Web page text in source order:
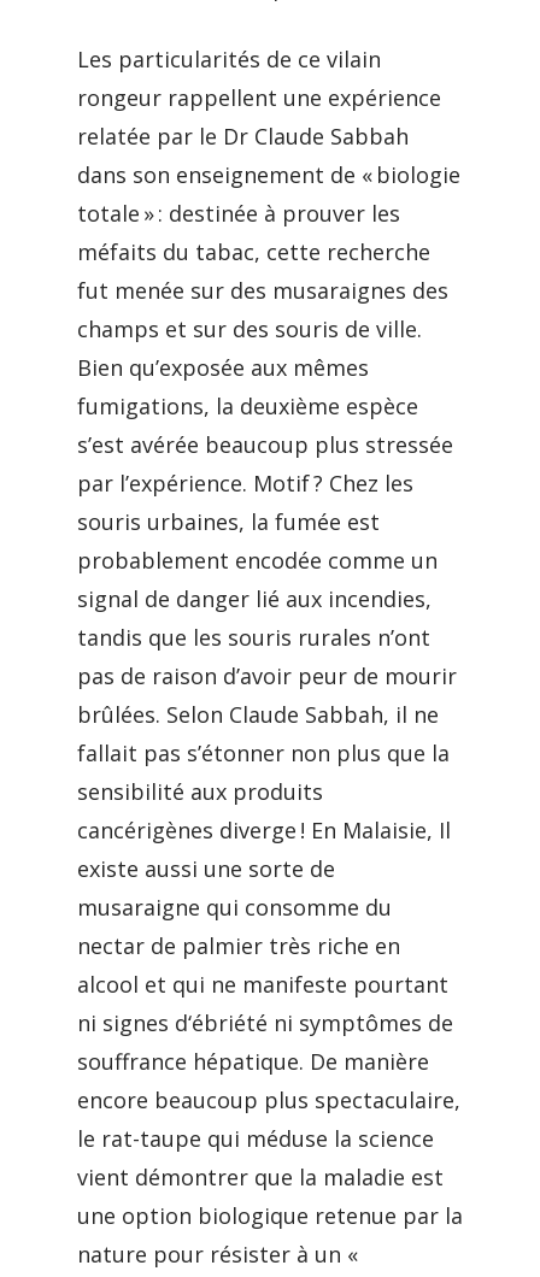
Les particularités de ce vilain
rongeur rappellent une expérience
relatée par le Dr Claude Sabbah
dans son enseignement de « biologie
totale » : destinée à prouver les
méfaits du tabac, cette recherche
fut menée sur des musaraignes des
champs et sur des souris de ville.
Bien qu’exposée aux mêmes
fumigations, la deuxième espèce
s’est avérée beaucoup plus stressée
par l’expérience. Motif ? Chez les
souris urbaines, la fumée est
probablement encodée comme un
signal de danger lié aux incendies,
tandis que les souris rurales n’ont
pas de raison d’avoir peur de mourir
brûlées. Selon Claude Sabbah, il ne
fallait pas s’étonner non plus que la
sensibilité aux produits
cancérigènes diverge ! En Malaisie, Il
existe aussi une sorte de
musaraigne qui consomme du
nectar de palmier très riche en
alcool et qui ne manifeste pourtant
ni signes d‘ébriété ni symptômes de
souffrance hépatique. De manière
encore beaucoup plus spectaculaire,
le rat-taupe qui méduse la science
vient démontrer que la maladie est
une option biologique retenue par la
nature pour résister à un «